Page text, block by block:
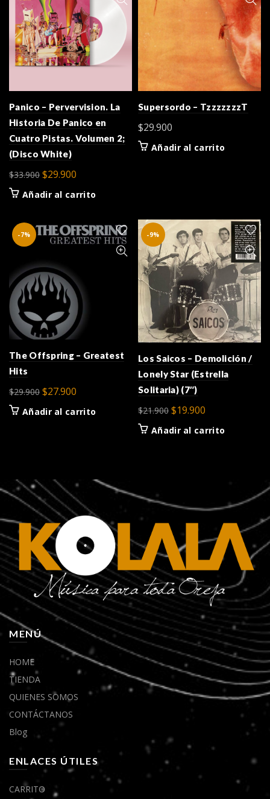
Panico – Pervervision. La
Historia De Panico en
Cuatro Pistas. Volumen 2;
(Disco White)
$33.900 El
precio
$33.900.
$29.900
precio
$29.900.
Añadir al carrito
Supersordo – TzzzzzzzT
$29.900
Añadir al carrito
-7%
The Offspring – Greatest
Hits
$29.900 El
precio
$27.900
precio
Añadir al carrito
-9%
Los Saicos – Demolición /
Lonely Star (Estrella
Solitaria) (7″)
$21.900 El
precio
$19.900
precio
Añadir al carrito
MENÚ
HOME
TIENDA
QUIENES SOMOS
CONTÁCTANOS
Blog
ENLACES ÚTILES
CARRITO